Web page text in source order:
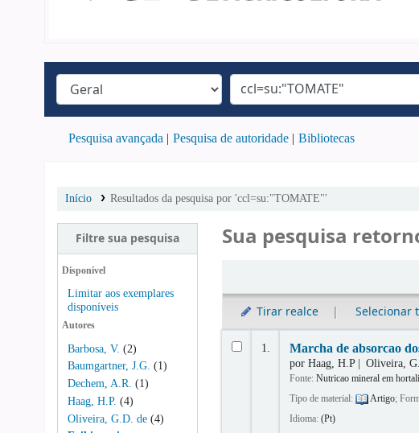
Pesquisa avançada Pesquisa de autoridade Bibliotecas
Início Resultados da pesquisa por 'ccl=su:"TOMATE"'
Filtre sua pesquisa
Disponível
Limitar aos exemplares
disponíveis
Autores
Barbosa, V. (2)
Baumgartner, J.G. (1)
Dechem, A.R. (1)
Haag, H.P. (4)
Oliveira, G.D. de (4)
Sua pesquisa
Tirar realce Selecionar
Resultados
1. Marcha de absorcao
porHaag, H.P Oliveira,
Fonte:Nutricao mineral em
Tipo de material:
Artigo;
Idioma:(Pt)